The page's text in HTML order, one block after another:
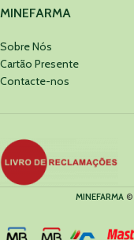
MINEFARMA
Sobre Nós
Cartão Presente
Contacte-nos
MINEFARMA ©